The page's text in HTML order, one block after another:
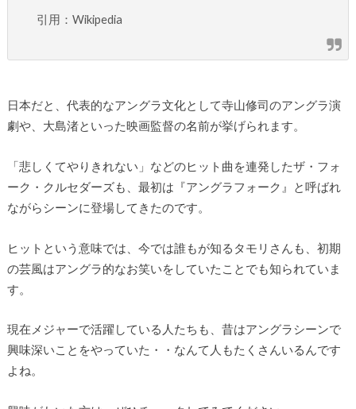
引用：Wikipedia
日本だと、代表的なアングラ文化として寺山修司のアングラ演
劇や、大島渚といった映画監督の名前が挙げられます。
「悲しくてやりきれない」などのヒット曲を連発したザ・フォ
ーク・クルセダーズも、最初は『アングラフォーク』と呼ばれ
ながらシーンに登場してきたのです。
ヒットという意味では、今では誰もが知るタモリさんも、初期
の芸風はアングラ的なお笑いをしていたことでも知られていま
す。
現在メジャーで活躍している人たちも、昔はアングラシーンで
興味深いことをやっていた・・なんて人もたくさんいるんです
よね。